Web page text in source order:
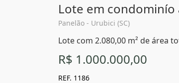
Lote em condominío
Panelão - Urubici (SC)
Lote com 2.080,00 m² de área
R$ 1.000.000,00
REF. 1186